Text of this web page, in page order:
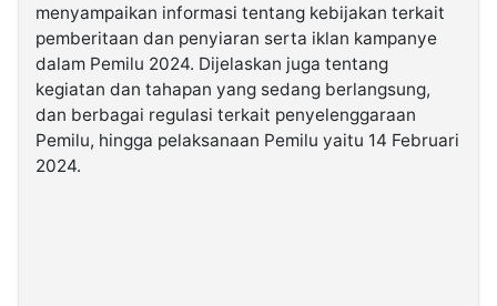
menyampaikan informasi tentang kebijakan terkait
pemberitaan dan penyiaran serta iklan kampanye
dalam Pemilu 2024. Dijelaskan juga tentang
kegiatan dan tahapan yang sedang berlangsung,
dan berbagai regulasi terkait penyelenggaraan
Pemilu, hingga pelaksanaan Pemilu yaitu 14 Februari
2024.